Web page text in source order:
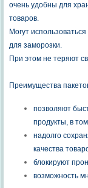
очень удобны для
товаров.
Могут
для заморозки.
При этом не теряют
Преимущества
позволяют
продукты, в
надолго
качества
блокируют
возможность